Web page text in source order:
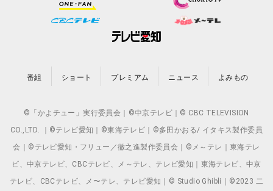
番組 ショート プレミアム ニュース よみもの
©「かよチュー」実行委員会｜©中京テレビ｜© CBC TELEVISION
CO.,LTD. ｜©テレビ愛知｜©東海テレビ｜©多田かおる/ イタキス製作委員
会｜©テレビ愛知・フリュー／徹之進製作委員会｜©メ～テレ｜東海テレ
ビ、中京テレビ、CBCテレビ、メ～テレ、テレビ愛知｜東海テレビ、中京
テレビ、CBCテレビ、メ〜テレ、テレビ愛知｜© Studio Ghibli｜©2023 二